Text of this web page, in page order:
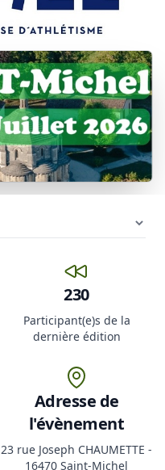
230
Participant(e)s de la
dernière édition
Adresse de
l'évènement
23 rue Joseph CHAUMETTE -
16470 Saint-Michel